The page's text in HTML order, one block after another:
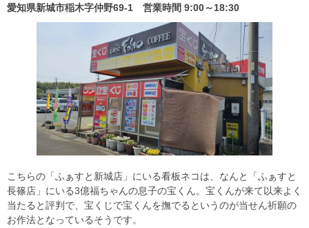
愛知県新城市稲木字仲野69-1 営業時間 9:00～18:30
こちらの「ふぁすと新城店」にいる看板ネコは、なんと「ふぁすと
長篠店」にいる3億福ちゃんの息子の宝くん。宝くんが来て以来よく
当たると評判で、宝くじで宝くんを撫でるというのが当せん祈願の
お作法となっているそうです。